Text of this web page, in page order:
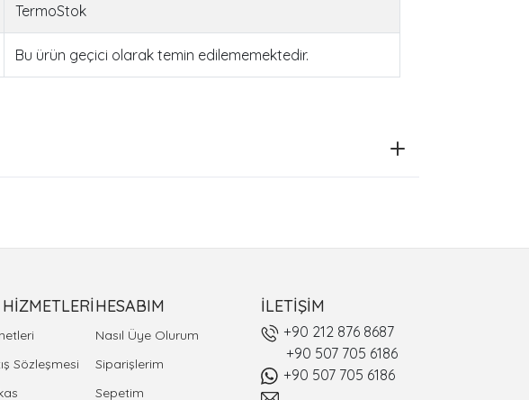
TermoStok
Bu ürün geçici olarak temin edilememektedir.
Sözleşmesi
HESABIM
Nasıl Üye Olurum
Siparişlerim
Sepetim
İLETİŞİM
+90 212 876 8687
+90 507 705 6186
+90 507 705 6186